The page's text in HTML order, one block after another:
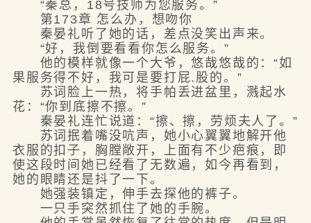
“秦总，18号技师为您服务。”
第173章 怎么办，想吻你
秦晏礼听了她的话，差点没笑出声来。
“好，我倒要看看你怎么服务。”
他的模样就像一个大爷，悠哉悠哉的：“如
果服务得不好，我可是要打屁.股的。”
苏词脸上一热，将手帕丢进盆里，溅起水
花：“你到底擦不擦。”
秦晏礼连忙说道：“擦、擦，劳烦夫人了。”
苏词抿着嘴没吭声，她小心翼翼地解开他
衣服的扣子，胸膛敞开，上面有不少疤痕，即
使这段时间她已经看了无数遍，如今再看到，
她的眼睛还是抖了一下。
她强装镇定，伸手去探他的裤子。
一只手突然抓住了她的手腕。